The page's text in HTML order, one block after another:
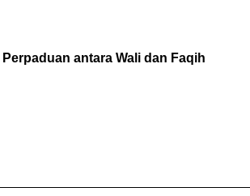
antara Wali dan Faqih